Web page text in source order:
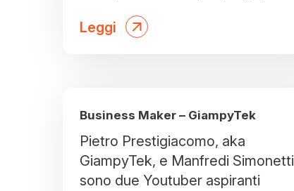
Leggi
Business Maker – GiampyTek
Pietro Prestigiacomo, aka
GiampyTek, e Manfredi Simonetti
sono due Youtuber aspiranti